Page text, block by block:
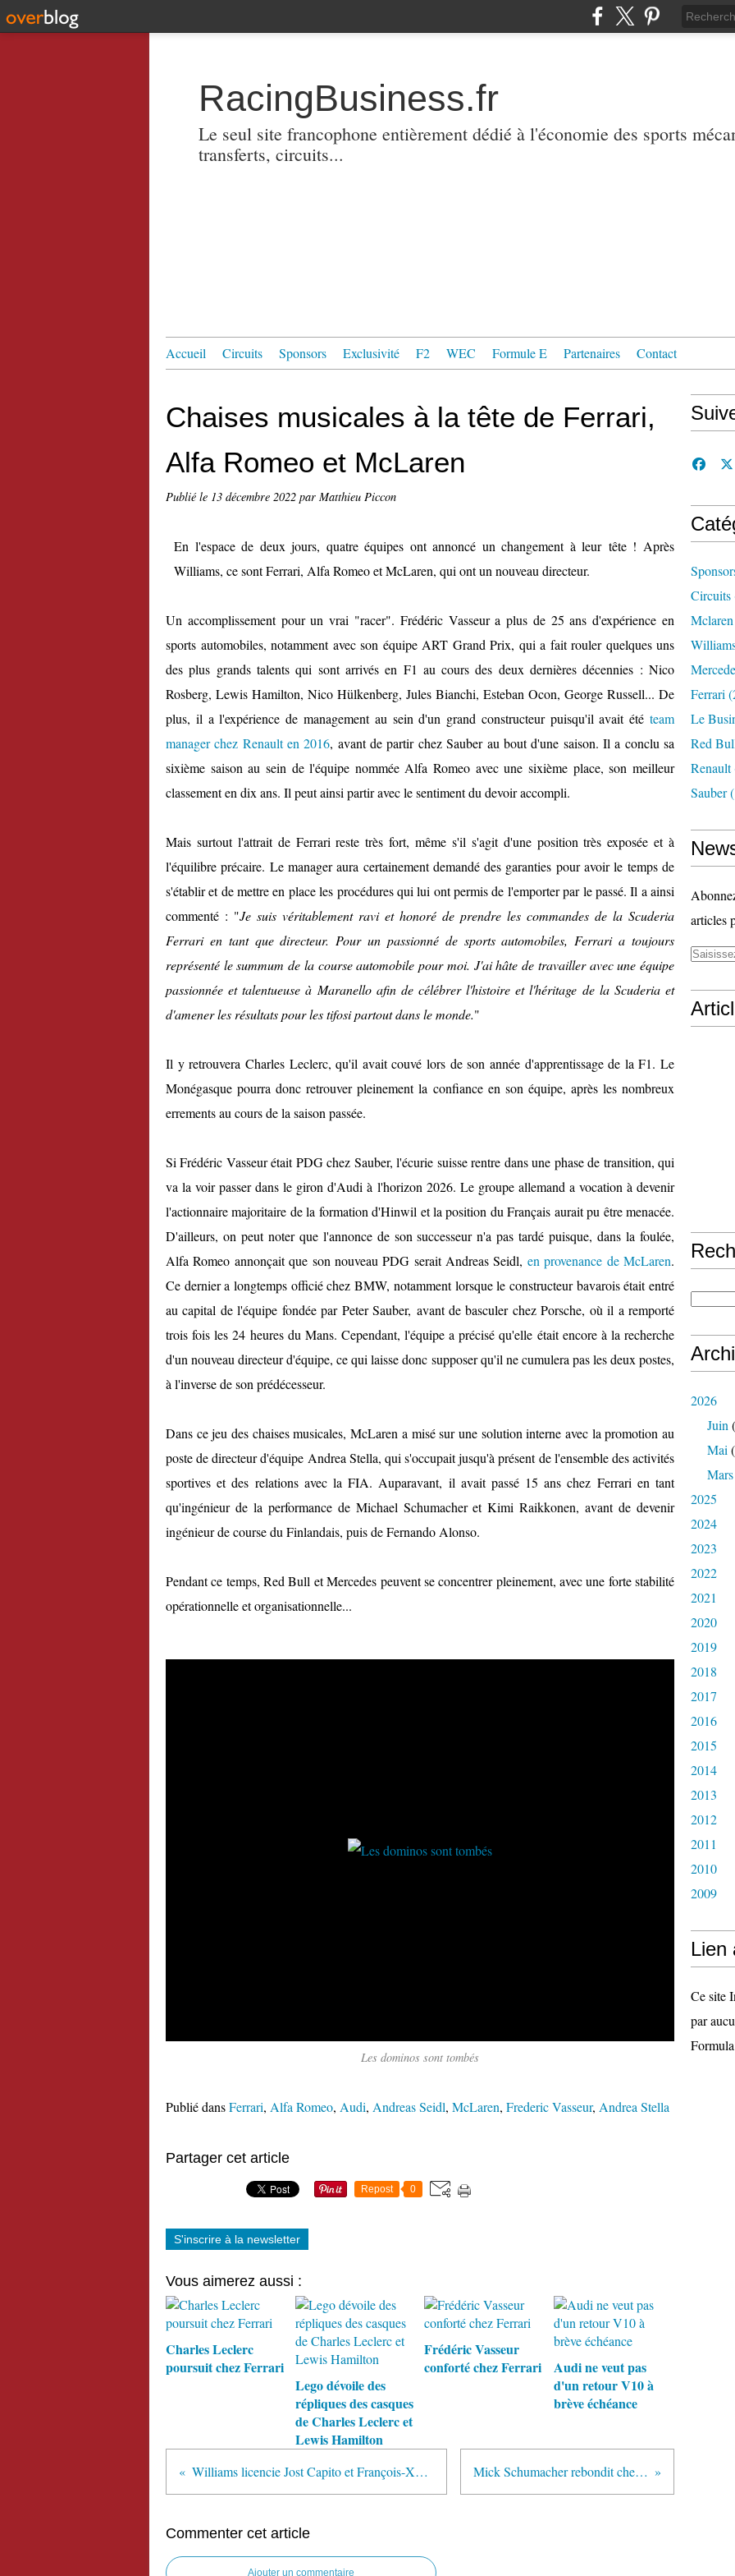
RacingBusiness.fr
Le seul site francophone entièrement dédié à l'économie des sports
transferts, circuits...
Accueil Circuits Sponsors Exclusivité F2 WEC Formule E Partenaires Contact
Chaises musicales à la tête de Ferrari,
Alfa Romeo et McLaren
Publié le 13 décembre 2022 par Matthieu Piccon
En l'espace de deux jours, quatre équipes ont annoncé un changement à leur tête ! Après
Williams, ce sont Ferrari, Alfa Romeo et McLaren, qui ont un nouveau directeur.
Un accomplissement pour un vrai "racer". Frédéric Vasseur a plus de 25 ans d'expérience en
sports automobiles, notamment avec son équipe ART Grand Prix, qui a fait rouler quelques uns
des plus grands talents qui sont arrivés en F1 au cours des deux dernières décennies : Nico
Rosberg, Lewis Hamilton, Nico Hülkenberg, Jules Bianchi, Esteban Ocon, George Russell... De
plus, il a l'expérience de management au sein d'un grand constructeur puisqu'il avait été team
manager chez Renault en 2016, avant de partir chez Sauber au bout d'une saison. Il a conclu sa
sixième saison au sein de l'équipe nommée Alfa Romeo avec une sixième place, son meilleur
classement en dix ans. Il peut ainsi partir avec le sentiment du devoir accompli.
Mais surtout l'attrait de Ferrari reste très fort, même s'il s'agit d'une position très exposée et à
l'équilibre précaire. Le manager aura certainement demandé des garanties pour avoir le temps de
s'établir et de mettre en place les procédures qui lui ont permis de l'emporter par le passé. Il a ainsi
commenté : "Je suis véritablement ravi et honoré de prendre les commandes de la Scuderia
Ferrari en tant que directeur. Pour un passionné de sports automobiles, Ferrari a toujours
représenté le summum de la course automobile pour moi. J'ai hâte de travailler avec une équipe
passionnée et talentueuse à Maranello afin de célébrer l'histoire et l'héritage de la Scuderia et
d'amener les résultats pour les tifosi partout dans le monde."
Il y retrouvera Charles Leclerc, qu'il avait couvé lors de son année d'apprentissage de la F1. Le
Monégasque pourra donc retrouver pleinement la confiance en son équipe, après les nombreux
errements au cours de la saison passée.
Si Frédéric Vasseur était PDG chez Sauber, l'écurie suisse rentre dans une phase de transition, qui
va la voir passer dans le giron d'Audi à l'horizon 2026. Le groupe allemand a vocation à devenir
l'actionnaire majoritaire de la formation d'Hinwil et la position du Français aurait pu être menacée.
D'ailleurs, on peut noter que l'annonce de son successeur n'a pas tardé puisque, dans la foulée,
Alfa Romeo annonçait que son nouveau PDG serait Andreas Seidl, en provenance de McLaren.
Ce dernier a longtemps officié chez BMW, notamment lorsque le constructeur bavarois était entré
au capital de l'équipe fondée par Peter Sauber, avant de basculer chez Porsche, où il a remporté
trois fois les 24 heures du Mans. Cependant, l'équipe a précisé qu'elle était encore à la recherche
d'un nouveau directeur d'équipe, ce qui laisse donc supposer qu'il ne cumulera pas les deux postes,
à l'inverse de son prédécesseur.
Dans ce jeu des chaises musicales, McLaren a misé sur une solution interne avec la promotion au
poste de directeur d'équipe Andrea Stella, qui s'occupait jusqu'à présent de l'ensemble des activités
sportives et des relations avec la FIA. Auparavant, il avait passé 15 ans chez Ferrari en tant
qu'ingénieur de la performance de Michael Schumacher et Kimi Raikkonen, avant de devenir
ingénieur de course du Finlandais, puis de Fernando Alonso.
Pendant ce temps, Red Bull et Mercedes peuvent se concentrer pleinement, avec une forte stabilité
opérationnelle et organisationnelle...
Les dominos sont tombés
Publié dansFerrari, Alfa Romeo, Audi, Andreas Seidl, McLaren, Frederic Vasseur, Andrea Stella
Partager cet article
Repost 0
S'inscrire à la newsletter
Vous aimerez aussi :
Charles Leclerc
poursuit chez Ferrari
Lego dévoile des
répliques des casques
de Charles Leclerc et
Lewis Hamilton
Frédéric Vasseur
conforté chez Ferrari
Audi ne veut pas
d'un retour V10 à
brève échéance
Williams licencie Jost Capito et François-Xavier Demaison Mick Schumacher rebondit chez Mercedes
Commenter cet article
Ajouter un commentaire
Circuits
Mclaren
Ferrari
Le
Red
Renault
Sauber
articles
2026
Juin
Mai
Mars
2025
2024
2023
2022
2021
2020
2019
2018
2017
2016
2015
2014
2013
2012
2011
2010
2009
Lien
Ce site
par